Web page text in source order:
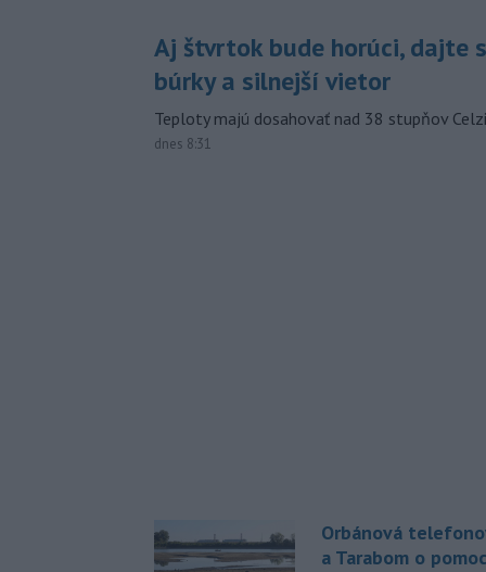
Aj štvrtok bude horúci, dajte
búrky a silnejší vietor
Teploty majú dosahovať nad 38 stupňov
dnes 8:31
Orbánová
a Tarabom o